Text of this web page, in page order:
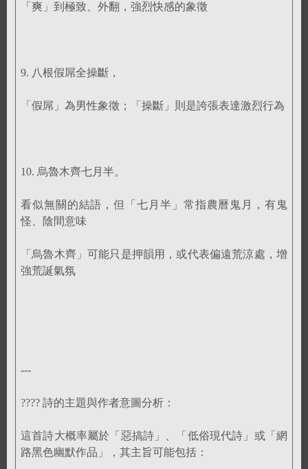
「爽」到極致、外翻，強烈快感的象徵
9. 八根假屌全操斷，
「假屌」為男性象徵；「操斷」則是誇張表達激烈行為
10. 烏魯木齊七月半。
看似無關的結語，但「七月半」常指農曆鬼月，有鬼
怪、陰間意味
「烏魯木齊」可能只是押韻用，或代表偏遠荒涼處，增
強荒誕氣氛
---
???? 詩的主題與作者意圖分析：
這首詩大概率屬於「惡搞詩」、「低俗現代詩」或「網
路黑色幽默作品」，其主旨可能包括：